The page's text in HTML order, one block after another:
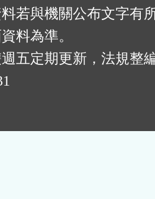
若與機關公布文字有
料為準。
五定期更新，法規整